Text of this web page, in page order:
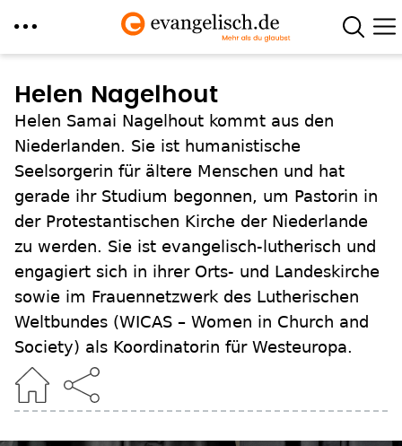
zum
Inhalt
Helen Nagelhout
Helen Samai Nagelhout kommt aus den
Niederlanden. Sie ist humanistische
Seelsorgerin für ältere Menschen und hat
gerade ihr Studium begonnen, um Pastorin in
der Protestantischen Kirche der Niederlande
zu werden. Sie ist evangelisch-lutherisch und
engagiert sich in ihrer Orts- und Landeskirche
sowie im Frauennetzwerk des Lutherischen
Weltbundes (WICAS – Women in Church and
Society) als Koordinatorin für Westeuropa.